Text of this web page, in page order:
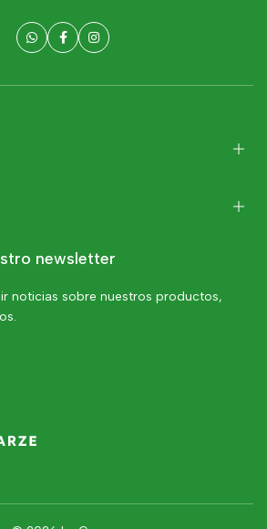
newsletter
noticias sobre nuestros productos,